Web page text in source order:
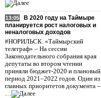
13:05
В 2020 году на Таймыре
планируется рост налоговых и
неналоговых доходов
#НОРИЛЬСК. «Таймырский
телеграф» – На сессии
Законодательного собрания края
депутаты во втором чтении
приняли бюджет-2020 и плановый
период 2021–2022 годов. Один из
главных приоритетов документа –
…